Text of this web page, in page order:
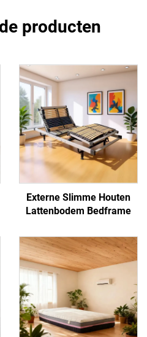
producten
Externe Slimme Houten
Lattenbodem Bedframe